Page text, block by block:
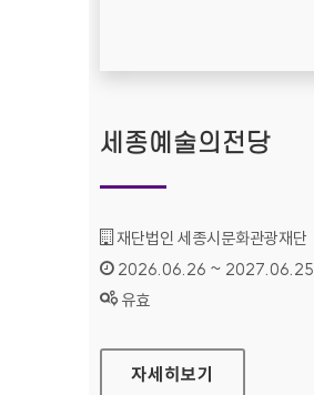
세종예술의전당
기관명 :
재단법인 세종시문화관광재단
인증기간 :
2026.06.26 ~ 2027.06.25
상태 :
유효
세종예술의전당
자세히보기